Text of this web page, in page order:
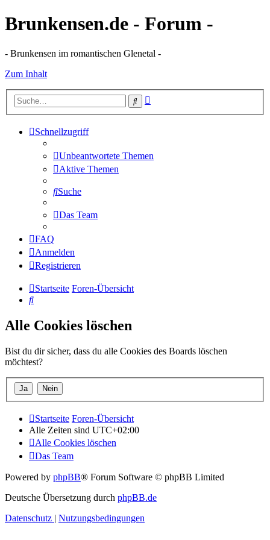
Brunkensen.de - Forum -
- Brunkensen im romantischen Glenetal -
Zum Inhalt
Suche
Schnellzugriff
Unbeantwortete Themen
Aktive Themen
Suche
Das Team
FAQ
Anmelden
Registrieren
Startseite Foren-Übersicht
Suche
Alle Cookies löschen
Bist du dir sicher, dass du alle Cookies des Boards löschen
möchtest?
Startseite Foren-Übersicht
Alle Zeiten sind UTC+02:00
Alle Cookies löschen
Das Team
Powered by phpBB® Forum Software © phpBB Limited
Deutsche Übersetzung durch phpBB.de
Datenschutz | Nutzungsbedingungen